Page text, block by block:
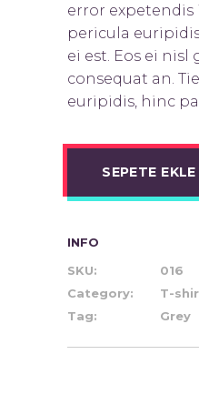
error expetendis
pericula
ei est. Eos ei nisl
consequat an.
euripidis, hinc
SEPETE EKLE
INFO
SKU:
016
Category:
T-
Tag:
Grey